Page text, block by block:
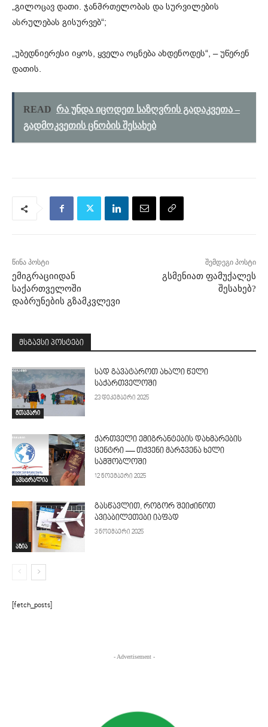
„გილოცავ დათი. ჯანმრთელობას და სურვილების
ასრულებას გისურვებ“;
„უბედნიერესი იყოს, ყველა ოცნება ახდენოდეს“, – უწერენ
დათის.
READ რა უნდა იცოდეთ საზღვრის გადაკვეთა –
გადმოკვეთის ცნობის შესახებ
წინა პოსტი
ემიგრაციიდან
საქართველოში
დაბრუნების გზამკვლევი
შემდეგი პოსტი
გსმენიათ ფამუქალეს
შესახებ?
მსგავსი პოსტები
მთავარი
სად გავატაროთ ახალი წელი
საქართველოში
23 დეკემბერი 2025
ავსტრალია
ქართველი ემიგრანტების დახმარების
ცენტრი — თქვენი მარჯვენა ხელი
სამშობლოში
12 ნოემბერი 2025
აზია
გასწავლით, როგორ შეიძინოთ
ავიაბილეთები იაფად
3 ნოემბერი 2025
[fetch_posts]
- Advertisement -